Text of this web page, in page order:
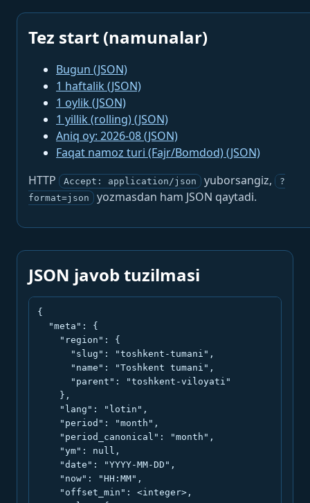
Tez start (namunalar)
Bugun (JSON)
1 haftalik (JSON)
1 oylik (JSON)
1 yillik (rolling) (JSON)
Aniq oy: 2026-08 (JSON)
Faqat namoz turi (Fajr/Bomdod) (JSON)
HTTP
Accept: application/json yuborsangiz,
?
format=json
yozmasdan ham JSON qaytadi.
JSON javob tuzilmasi
{
  "meta": {
    "region": {
      "slug": "toshkent-tumani",
      "name": "Toshkent tumani",
      "parent": "toshkent-viloyati"
    },
    "lang": "lotin",
    "period": "month",
    "period_canonical": "month",
    "ym": null,
    "date": "YYYY-MM-DD",
    "now": "HH:MM",
    "offset_min": <integer>,